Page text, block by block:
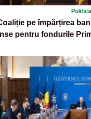
pe împărțirea
pentru fondurile